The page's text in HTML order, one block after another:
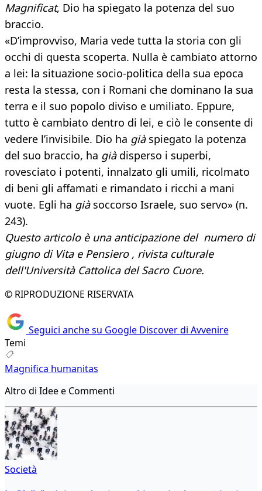
Magnificat, Dio ha spiegato la potenza del suo
braccio.
«D’improvviso, Maria vede tutta la storia con gli
occhi di questa scoperta. Nulla è cambiato attorno
a lei: la situazione socio-politica della sua epoca
resta la stessa, con i Romani che dominano la sua
terra e il suo popolo diviso e umiliato. Eppure,
tutto è cambiato dentro di lei, e ciò le consente di
vedere l’invisibile. Dio ha giàspiegato la potenza
del suo braccio, ha giàdisperso i superbi,
rovesciato i potenti, innalzato gli umili, ricolmato
di beni gli affamati e rimandato i ricchi a mani
vuote. Egli ha giàsoccorso Israele, suo servo» (n.
243).
Questo articolo è una anticipazione del numero di
giugno di Vita e Pensiero , rivista culturale
dell'Università Cattolica del Sacro Cuore.
© RIPRODUZIONE RISERVATA
Seguici anche su Google Discover di Avvenire
Temi
Magnifica humanitas
Altro di Idee e Commenti
Società